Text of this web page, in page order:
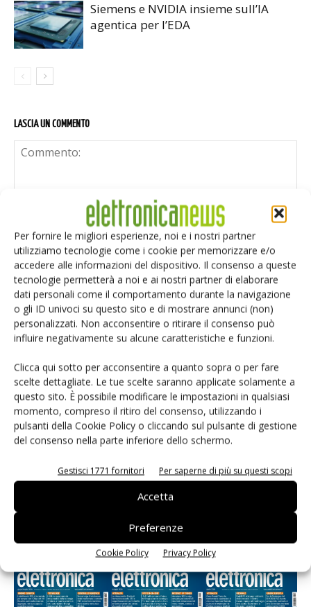
Per fornire le migliori esperienze, noi e i nostri partner
utilizziamo tecnologie come i cookie per memorizzare e/o
accedere alle informazioni del dispositivo. Il consenso a queste
tecnologie permetterà a noi e ai nostri partner di elaborare
dati personali come il comportamento durante la navigazione
o gli ID univoci su questo sito e di mostrare annunci (non)
personalizzati. Non acconsentire o ritirare il consenso può
influire negativamente su alcune caratteristiche e funzioni.
Clicca qui sotto per acconsentire a quanto sopra o per fare
scelte dettagliate. Le tue scelte saranno applicate solamente a
questo sito. È possibile modificare le impostazioni in qualsiasi
momento, compreso il ritiro del consenso, utilizzando i
pulsanti della Cookie Policy o cliccando sul pulsante di gestione
del consenso nella parte inferiore dello schermo.
Gestisci 1771 fornitori Per saperne di più su questi scopi
Accetta
Preferenze
Cookie Policy Privacy Policy
Siemens e NVIDIA insieme sull’IA
agentica per l’EDA
LASCIA UN COMMENTO
Salva il mio nome, email e sito web in questo browser per i
prossimi commenti.
Selezione di elettronica